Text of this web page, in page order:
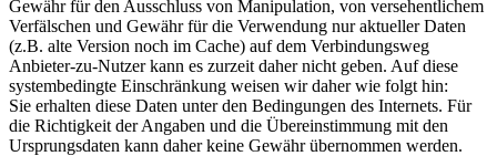
Gewähr für den Ausschluss von Manipulation, von versehentlichem
Verfälschen und Gewähr für die Verwendung nur aktueller Daten
(z.B. alte Version noch im Cache) auf dem Verbindungsweg
Anbieter-zu-Nutzer kann es zurzeit daher nicht geben. Auf diese
systembedingte Einschränkung weisen wir daher wie folgt hin:
Sie erhalten diese Daten unter den Bedingungen des Internets. Für
die Richtigkeit der Angaben und die Übereinstimmung mit den
Ursprungsdaten kann daher keine Gewähr übernommen werden.